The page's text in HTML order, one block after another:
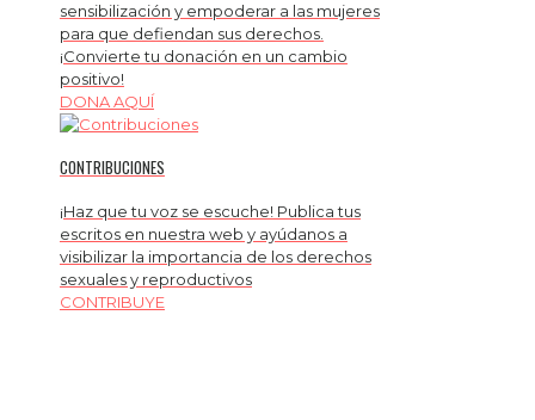
sensibilización y empoderar a las mujeres
para que defiendan sus derechos.
¡Convierte tu donación en un cambio
positivo!
DONA AQUÍ
CONTRIBUCIONES
¡Haz que tu voz se escuche! Publica tus
escritos en nuestra web y ayúdanos a
visibilizar la importancia de los derechos
sexuales y reproductivos
CONTRIBUYE